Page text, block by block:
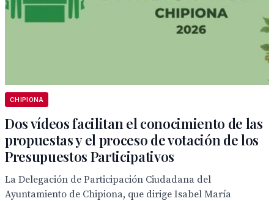
CHIPIONA
Dos vídeos facilitan el conocimiento de las
propuestas y el proceso de votación de los
Presupuestos Participativos
La Delegación de Participación Ciudadana del
Ayuntamiento de Chipiona, que dirige Isabel María